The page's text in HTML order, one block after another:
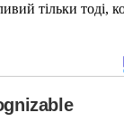
тільки тоді,